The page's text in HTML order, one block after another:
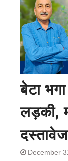
बेटा
लड़की,
December